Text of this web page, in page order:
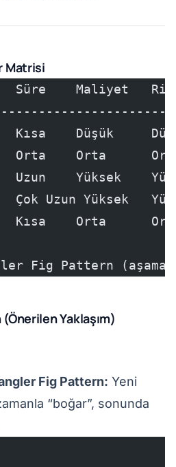
Matrisi
Süre    Maliyet
Düşük
Orta      Orta
Yüksek
Uzun Yüksek
Kısa    Orta
Fig Pattern
Yaklaşım)
Fig Pattern: Yeni
“boğar”, sonunda